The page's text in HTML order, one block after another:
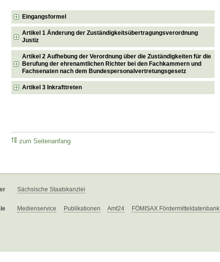
Eingangsformel
Artikel 1 Änderung der Zuständigkeitsübertragungsverordnung
Justiz
Artikel 2 Aufhebung der Verordnung über die Zuständigkeiten für die
Berufung der ehrenamtlichen Richter bei den Fachkammern und
Fachsenaten nach dem Bundespersonalvertretungsgesetz
Artikel 3 Inkrafttreten
zum Seitenanfang
Sächsische Staatskanzlei
Medienservice Publikationen Amt24 FÖMISAX Fördermitteldatenbank